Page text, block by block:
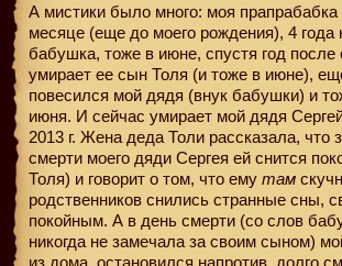
А мистики было много: моя
месяце (еще до моего рождения), 4 года
бабушка, тоже в июне, спустя год после
умирает ее сын Толя (и тоже в июне),
повесился мой дядя (внук бабушки) и
июня. И сейчас умирает мой дядя
2013 г. Жена деда Толи рассказала, что
смерти моего дяди Сергея ей снится
Толя) и говорит о том, что ему там
родственников снились странные сны,
покойным. А в день смерти (со слов
никогда не замечала за своим сыном)
из дома, остановился напротив, долго